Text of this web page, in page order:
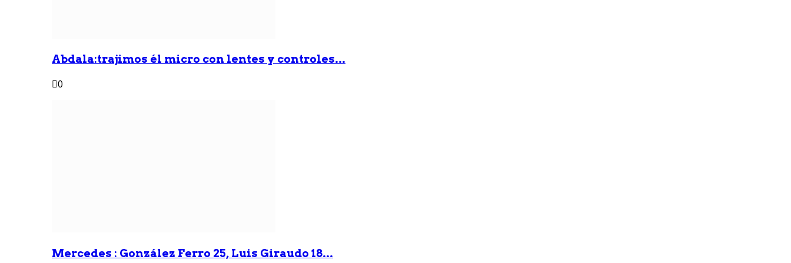
Abdala:trajimos él micro con lentes y controles...
0
Mercedes : González Ferro 25, Luis Giraudo 18...